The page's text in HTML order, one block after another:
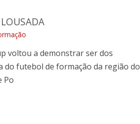
voltou a demonstrar ser dos
do futebol de formação da região do
Po